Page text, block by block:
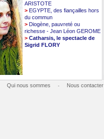
ARISTOTE
> EGYPTE, des fiançailles hors
du commun
> Diogène, pauvreté ou
richesse - Jean Léon GEROME
> Catharsis, le spectacle de
Sigrid FLORY
Qui nous sommes - Nous contacter